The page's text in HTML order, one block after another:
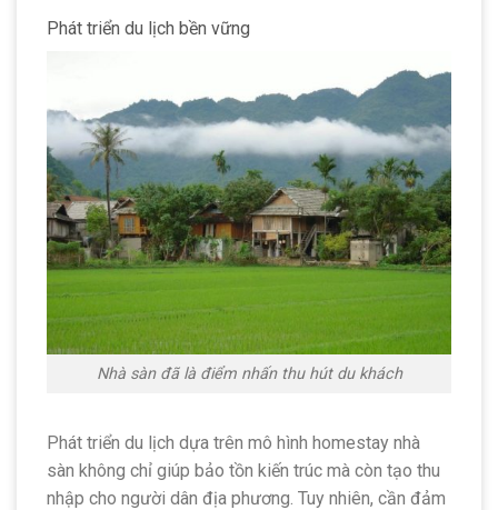
Phát triển du lịch bền vững
Nhà sàn đã là điểm nhấn thu hút du khách
Phát triển du lịch dựa trên mô hình homestay nhà
sàn không chỉ giúp bảo tồn kiến trúc mà còn tạo thu
nhập cho người dân địa phương. Tuy nhiên, cần đảm